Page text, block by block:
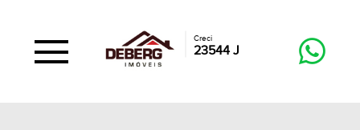
Creci
23544 J